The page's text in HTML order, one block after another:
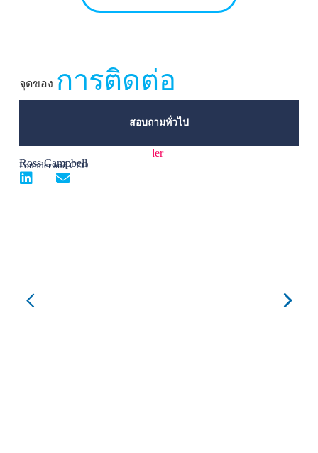
จุดของ การติดต่อ
สอบถามทั่วไป
Ross Campbell
Founder and CEO